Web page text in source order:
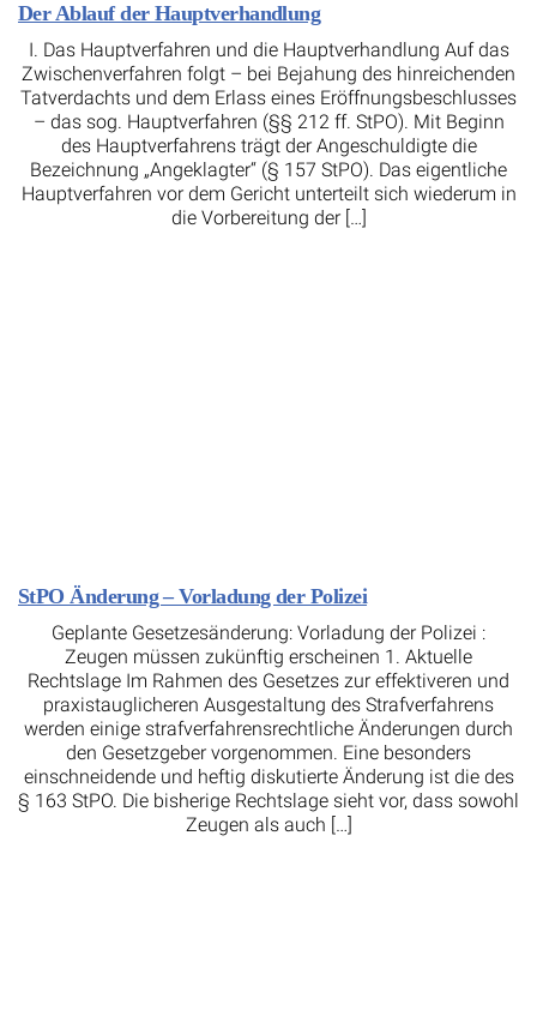
Der Ablauf der Hauptverhandlung
I. Das Hauptverfahren und die Hauptverhandlung Auf das
Zwischenverfahren folgt – bei Bejahung des hinreichenden
Tatverdachts und dem Erlass eines Eröffnungsbeschlusses
– das sog. Hauptverfahren (§§ 212 ff. StPO). Mit Beginn
des Hauptverfahrens trägt der Angeschuldigte die
Bezeichnung „Angeklagter“ (§ 157 StPO). Das eigentliche
Hauptverfahren vor dem Gericht unterteilt sich wiederum in
die Vorbereitung der […]
StPO Änderung – Vorladung der Polizei
Geplante Gesetzesänderung: Vorladung der Polizei :
Zeugen müssen zukünftig erscheinen 1. Aktuelle
Rechtslage Im Rahmen des Gesetzes zur effektiveren und
praxistauglicheren Ausgestaltung des Strafverfahrens
werden einige strafverfahrensrechtliche Änderungen durch
den Gesetzgeber vorgenommen. Eine besonders
einschneidende und heftig diskutierte Änderung ist die des
§ 163 StPO. Die bisherige Rechtslage sieht vor, dass sowohl
Zeugen als auch […]